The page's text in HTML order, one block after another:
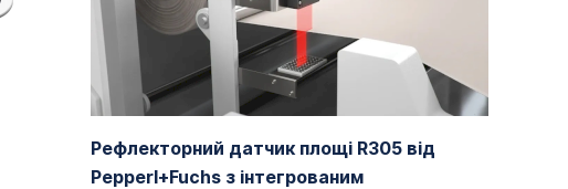
Рефлекторний датчик площі R305 від
Pepperl+Fuchs з інтегрованим